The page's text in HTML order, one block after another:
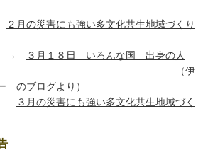
２月の災害にも強い多文化共生地域づくり
→
３月１８日 いろんな国 出身の人
伊
のブログより）
→
３月の災害にも強い多文化共生地域づく